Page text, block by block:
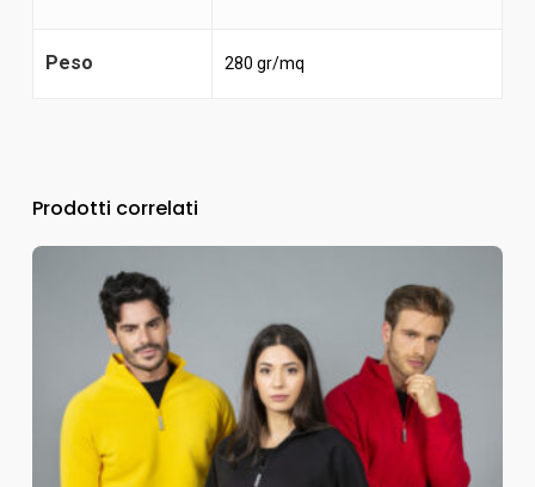
Peso 280 gr/mq
Prodotti correlati